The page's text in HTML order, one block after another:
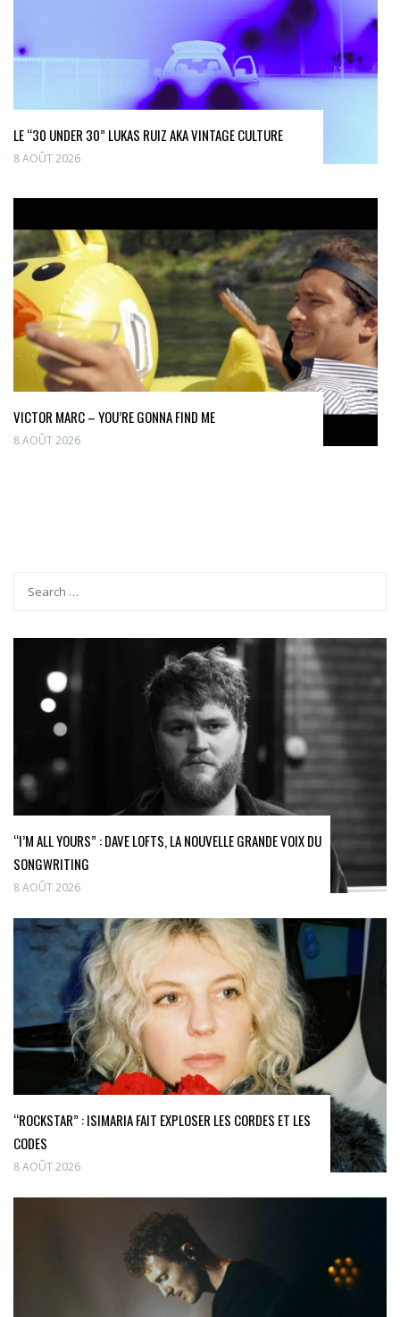
LE “30 UNDER 30” LUKAS RUIZ AKA VINTAGE CULTURE
8 AOÛT 2026
VICTOR MARC – YOU’RE GONNA FIND ME
8 AOÛT 2026
“I’M ALL YOURS” : DAVE LOFTS, LA NOUVELLE GRANDE VOIX DU
SONGWRITING
8 AOÛT 2026
“ROCKSTAR” : ISIMARIA FAIT EXPLOSER LES CORDES ET LES
CODES
8 AOÛT 2026